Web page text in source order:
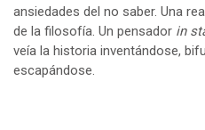
ansiedades del no saber. Una
de la filosofía. Un pensador in
veía la historia inventándose,
escapándose.